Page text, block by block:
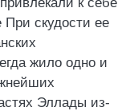
скудости ее
жило одно и
Эллады из-